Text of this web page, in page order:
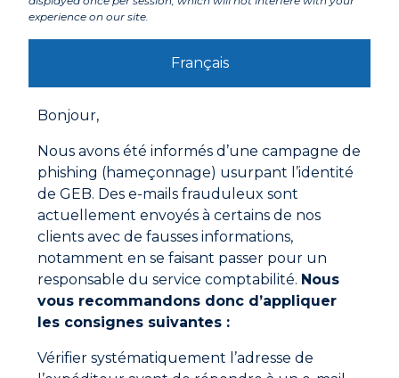
biseau suivant la largeur de joint désirée.
Appliquer avec un pistolet GEB à une température
entre +5°C et +40°C.
Lisser avec le Lisse joint GEB dans les 5 min.
Retirer immédiatement l’adhésif et nettoyer les
Documentations à télécharger
DOP déclaration des performances
Vidéo de présentation
experience on our site.
Français
Bonjour,
Nous avons été informés d’une campagne de
phishing (hameçonnage) usurpant l’identité
de GEB. Des e-mails frauduleux sont
actuellement envoyés à certains de nos
clients avec de fausses informations,
notamment en se faisant passer pour un
responsable du service comptabilité. Nous
vous recommandons donc d’appliquer
les consignes suivantes :
Vérifier systématiquement l’adresse de